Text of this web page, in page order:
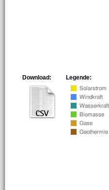
Legende:
Download: